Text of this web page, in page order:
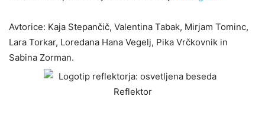
Avtorice: Kaja Stepančič, Valentina Tabak, Mirjam Tominc,
Lara Torkar, Loredana Hana Vegelj, Pika Vrčkovnik in
Sabina Zorman.